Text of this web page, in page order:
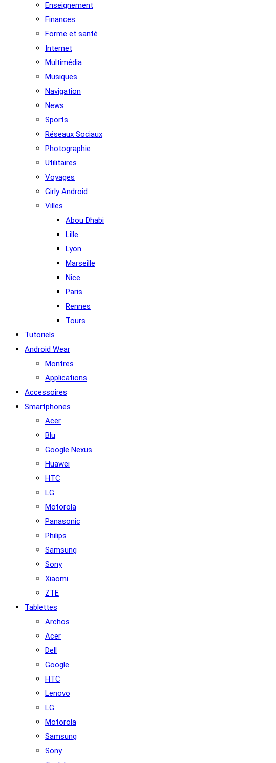
Enseignement
Finances
Forme et santé
Internet
Multimédia
Musiques
Navigation
News
Sports
Réseaux Sociaux
Photographie
Utilitaires
Voyages
Girly Android
Villes
Abou Dhabi
Lille
Lyon
Marseille
Nice
Paris
Rennes
Tours
Tutoriels
Android Wear
Montres
Applications
Accessoires
Smartphones
Acer
Blu
Google Nexus
Huawei
HTC
LG
Motorola
Panasonic
Philips
Samsung
Sony
Xiaomi
ZTE
Tablettes
Archos
Acer
Dell
Google
HTC
Lenovo
LG
Motorola
Samsung
Sony